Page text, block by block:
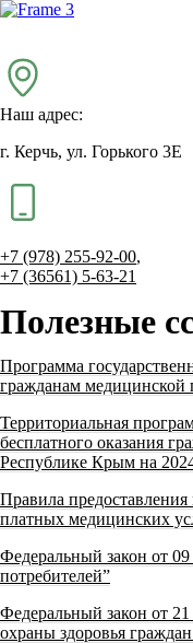
Наш адрес:
г. Керчь, ул. Горького 3Е
+7 (978) 255-92-00,
+7 (36561) 5-63-21
Полезные
Программа
гражданам
Территориальная
бесплатного оказания
Республике Крым на
Правила
платных медицинских
Федеральный закон от
потребителей”
Федеральный закон от
охраны здоровья